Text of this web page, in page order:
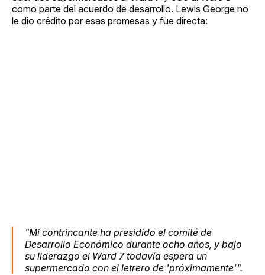
como parte del acuerdo de desarrollo. Lewis George no
le dio crédito por esas promesas y fue directa:
"Mi contrincante ha presidido el comité de
Desarrollo Económico durante ocho años, y bajo
su liderazgo el Ward 7 todavía espera un
supermercado con el letrero de 'próximamente'".